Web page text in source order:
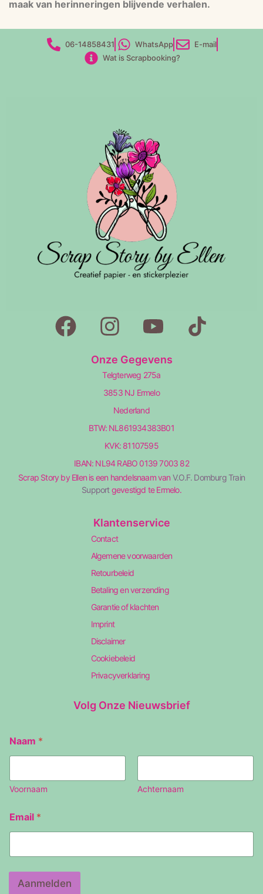
maak van herinneringen blijvende verhalen.
06-14858431 WhatsApp
E-mail
Wat is Scrapbooking?
Onze Gegevens
Telgterweg 275a
3853 NJ Ermelo
Nederland
BTW: NL861934383B01
KVK: 81107595
IBAN: NL94 RABO 0139 7003 82
Scrap Story by Ellen is een handelsnaam van V.O.F. Domburg Train
Supportgevestigd te Ermelo.
Klantenservice
Contact
Algemene voorwaarden
Retourbeleid
Betaling en verzending
Garantie of klachten
Imprint
Disclaimer
Cookiebeleid
Privacyverklaring
Volg Onze Nieuwsbrief
Naam *
Voornaam Achternaam
a
a
E
a
Email *
Aanmelden